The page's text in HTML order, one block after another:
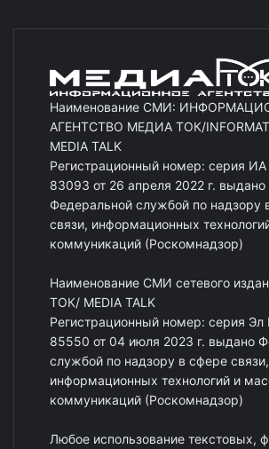
Наименование СМИ:
АГЕНТСТВО МЕДИА ТОК/
MEDIA TALK
Регистрационный номер: серия
83093 от 26 апреля 2022 г. выдано
Федеральной службой по надзору
связи, информационных
коммуникаций (Роскомнадзор)
Наименование СМИ сетевого
ТОК/ MEDIA TALK
Регистрационный номер: серия
85550 от 04 июля 2023 г. выдано
службой по надзору в сфере связи,
информационных технологий и
коммуникаций (Роскомнадзор)
Любое использование текстовых,